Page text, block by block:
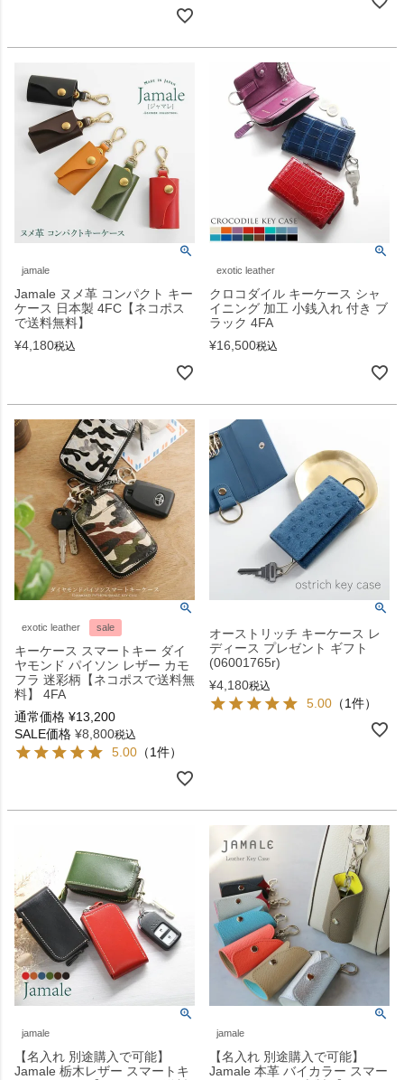
jamale
Jamale ヌメ革 コンパクト キー
ケース 日本製 4FC【ネコポス
で送料無料】
¥4,180税込
exotic leather
クロコダイル キーケース シャ
イニング 加工 小銭入れ 付き ブ
ラック 4FA
¥16,500税込
exotic leather sale
キーケース スマートキー ダイ
ヤモンド パイソン レザー カモ
フラ 迷彩柄【ネコポスで送料無
料】 4FA
通常価格 ¥13,200
SALE価格 ¥8,800税込
5.00 （1件）
オーストリッチ キーケース レ
ディース プレゼント ギフト
(06001765r)
¥4,180税込
5.00 （1件）
jamale
【名入れ 別途購入で可能】
Jamale 栃木レザー スマートキ
jamale
【名入れ 別途購入で可能】
Jamale 本革 バイカラー スマー